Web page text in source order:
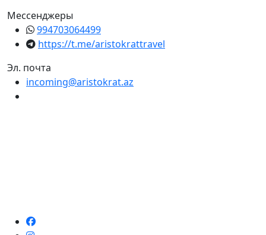
Мессенджеры
994703064499
https://t.me/aristokrattravel
Эл. почта
incoming@aristokrat.az